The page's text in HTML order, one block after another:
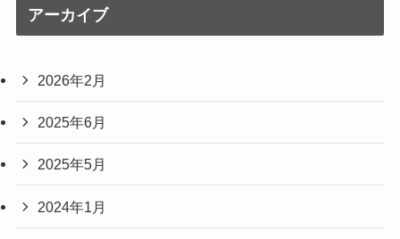
アーカイブ
2026年2月
2025年6月
2025年5月
2024年1月